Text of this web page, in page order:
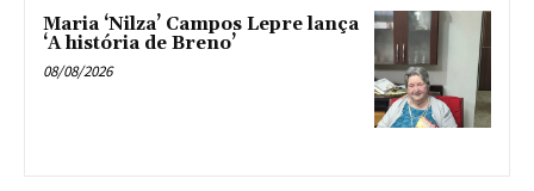
Maria ‘Nilza’ Campos Lepre lança
‘A história de Breno’
08/08/2026